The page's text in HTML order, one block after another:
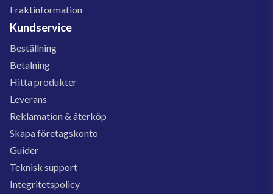
Fraktinformation
Kundservice
Beställning
Betalning
Hitta produkter
Leverans
Reklamation & återköp
Skapa företagskonto
Guider
Teknisk support
Integritetspolicy